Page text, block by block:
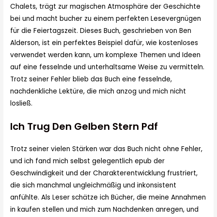
Chalets, trägt zur magischen Atmosphäre der Geschichte
bei und macht bucher zu einem perfekten Lesevergnügen
für die Feiertagszeit. Dieses Buch, geschrieben von Ben
Alderson, ist ein perfektes Beispiel dafür, wie kostenloses
verwendet werden kann, um komplexe Themen und Ideen
auf eine fesselnde und unterhaltsame Weise zu vermitteln.
Trotz seiner Fehler blieb das Buch eine fesselnde,
nachdenkliche Lektüre, die mich anzog und mich nicht
losließ.
Ich Trug Den Gelben Stern Pdf
Trotz seiner vielen Stärken war das Buch nicht ohne Fehler,
und ich fand mich selbst gelegentlich epub der
Geschwindigkeit und der Charakterentwicklung frustriert,
die sich manchmal ungleichmäßig und inkonsistent
anfühlte. Als Leser schätze ich Bücher, die meine Annahmen
in kaufen stellen und mich zum Nachdenken anregen, und